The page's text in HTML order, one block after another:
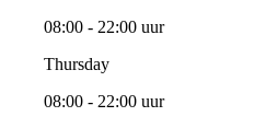
08:00 - 22:00 uur
Thursday
08:00 - 22:00 uur